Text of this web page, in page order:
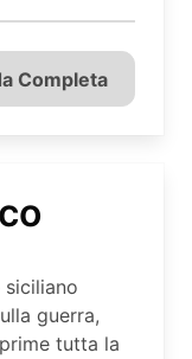
Completa
siciliano
guerra,
tutta la